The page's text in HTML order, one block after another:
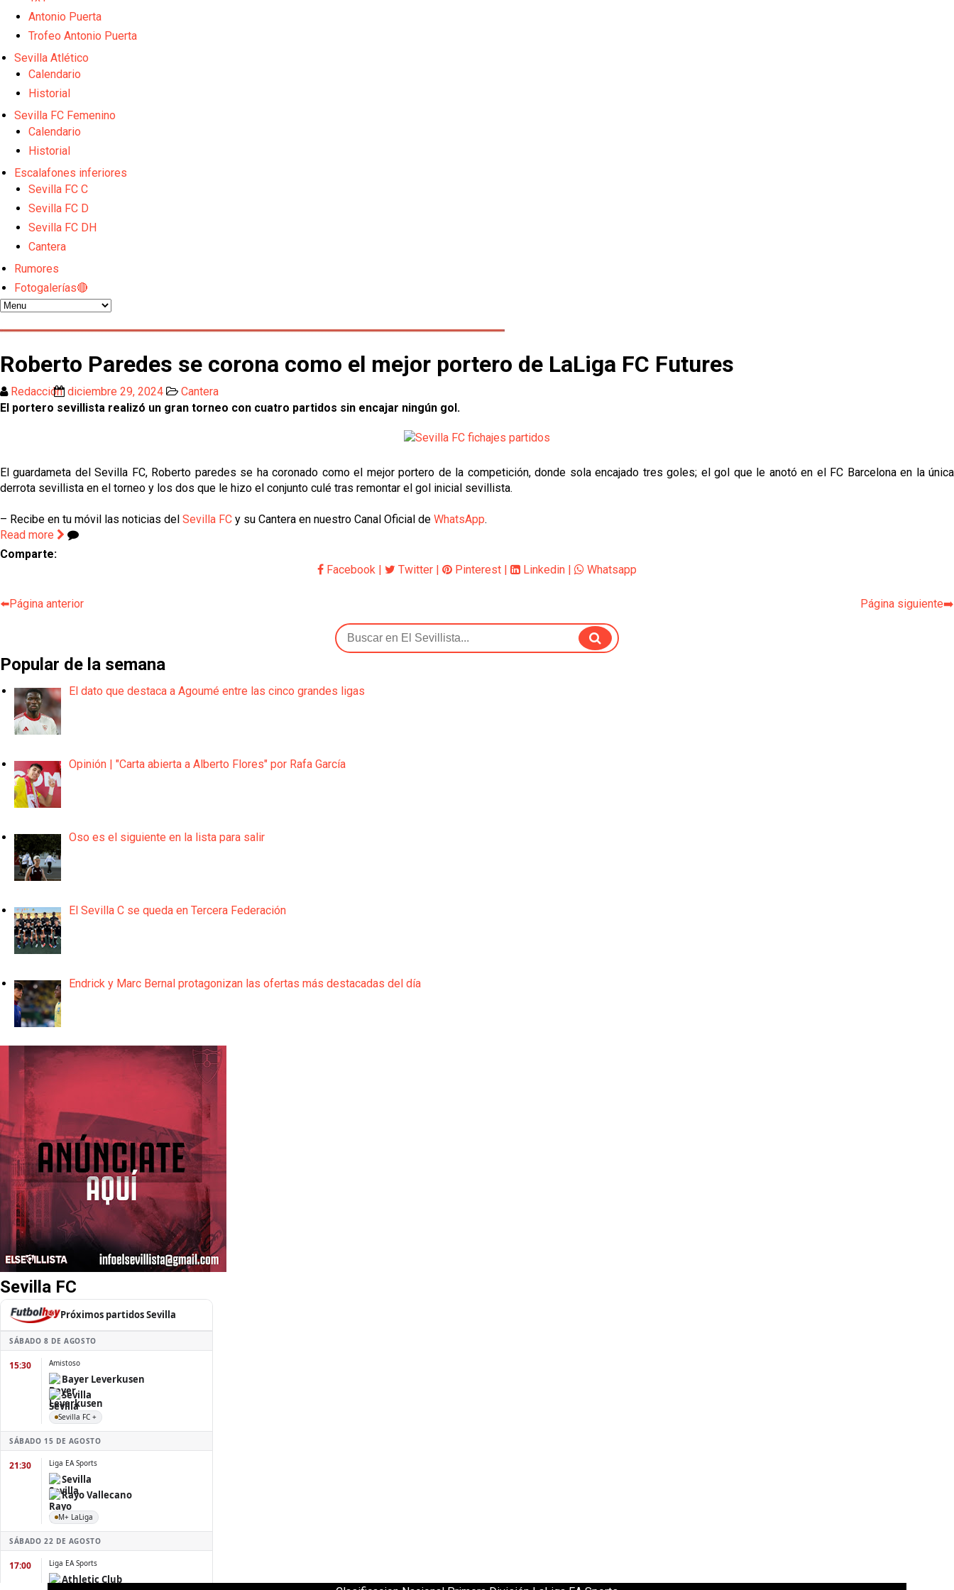
Análisis I Quién es y cómo juega Fran González
Miguel Sierra: La temporada pasada se vio reflejado que podemos tirar para delante y trabajamos con ilusión
OFICIAL | Juanlu se marcha al Bournemouth
Antonio Puerta
Trofeo Antonio Puerta
Sevilla Atlético
Calendario
Historial
Sevilla FC Femenino
Calendario
Historial
Escalafones inferiores
Sevilla FC C
Sevilla FC D
Sevilla FC DH
Cantera
Rumores
Fotogalerías🔴
Roberto Paredes se corona como el mejor portero de LaLiga FC Futures
Redacción diciembre 29, 2024
Cantera
El portero sevillista realizó un gran torneo con cuatro partidos sin encajar ningún gol.
El guardameta del Sevilla FC, Roberto paredes se ha coronado como el mejor portero de la competición, donde sola encajado tres goles; el gol que le anotó en el FC Barcelona en la única
derrota sevillista en el torneo y los dos que le hizo el conjunto culé tras remontar el gol inicial sevillista.
– Recibe en tu móvil las noticias del Sevilla FC y su Cantera en nuestro Canal Oficial de WhatsApp.
Read more
Comparte:
Facebook | Twitter | Pinterest | Linkedin | Whatsapp
⬅️Página anterior Página siguiente➡️
Popular de la semana
El dato que destaca a Agoumé entre las cinco grandes ligas
Opinión | "Carta abierta a Alberto Flores" por Rafa García
Oso es el siguiente en la lista para salir
El Sevilla C se queda en Tercera Federación
Endrick y Marc Bernal protagonizan las ofertas más destacadas del día
Sevilla FC